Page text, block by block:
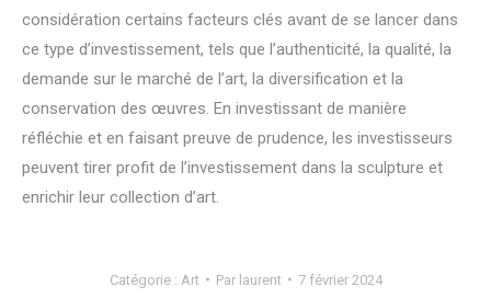
considération certains facteurs clés avant de se lancer dans
ce type d’investissement, tels que l’authenticité, la qualité, la
demande sur le marché de l’art, la diversification et la
conservation des œuvres. En investissant de manière
réfléchie et en faisant preuve de prudence, les investisseurs
peuvent tirer profit de l’investissement dans la sculpture et
enrichir leur collection d’art.
Catégorie : Art Par laurent 7 février 2024